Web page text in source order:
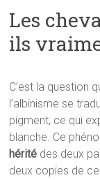
Les
ils
C’est la question
l’albinisme se
pigment, ce qui
blanche. Ce
hérité des deux
deux copies de